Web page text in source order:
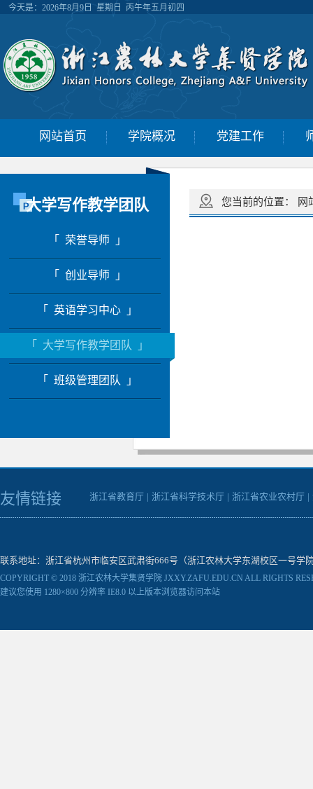
今天是： 2026年8月9日 星期日 丙午年五月初四
网站首页 学院概况 党建工作
大学写作教学团队
「 荣誉导师 」
「 创业导师 」
「 英语学习中心 」
「 大学写作教学团队 」
「 班级管理团队 」
您当前的位置： 网
友情链接 浙江省教育厅 | 浙江省科学技术厅 | 浙江省农业农村厅 |
联系地址：浙江省杭州市临安区武肃街666号（浙江农林大学东湖校区一号学
COPYRIGHT © 2018 浙江农林大学集贤学院 JXXY.ZAFU.EDU.CN ALL RIGHTS
建议您使用 1280×800 分辨率 IE8.0 以上版本浏览器访问本站